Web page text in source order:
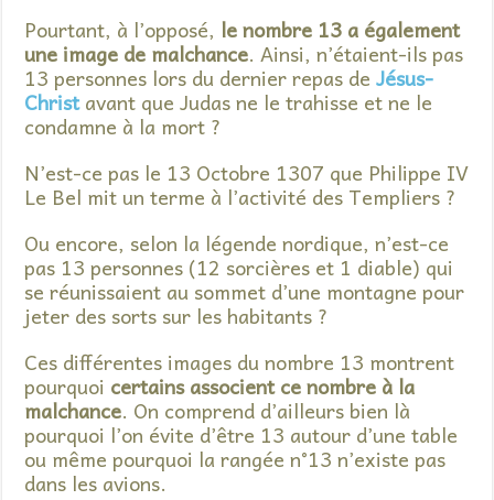
Pourtant, à l’opposé, le nombre 13 a également
une image de malchance. Ainsi, n’étaient-ils pas
13 personnes lors du dernier repas deJésus-
Christavant que Judas ne le trahisse et ne le
condamne à la mort ?
N’est-ce pas le 13 Octobre 1307 que Philippe IV
Le Bel mit un terme à l’activité des Templiers ?
Ou encore, selon la légende nordique, n’est-ce
pas 13 personnes (12 sorcières et 1 diable) qui
se réunissaient au sommet d’une montagne pour
jeter des sorts sur les habitants ?
Ces différentes images du nombre 13 montrent
pourquoi certains associent ce nombre à la
malchance. On comprend d’ailleurs bien là
pourquoi l’on évite d’être 13 autour d’une table
ou même pourquoi la rangée n°13 n’existe pas
dans les avions.